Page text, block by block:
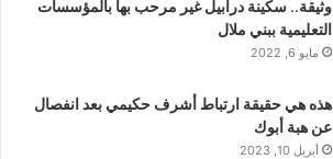
وثيقة.. سكينة درابيل غير مرحب بها بالمؤسسات
التعليمية ببني ملال
مايو 6, 2022
هذه هي حقيقة ارتباط أشرف حكيمي بعد انفصال
عن هبة أبوك
أبريل 10, 2023